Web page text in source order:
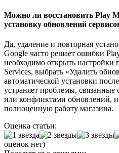
Можно ли восстановить Play
установку обновлений
Да, удаление и повторная
Google часто решает ошибки
необходимо открыть настройки
Services, выбрать «Удалить
автоматической установки
устраняет проблемы,
или конфликтами обновлений, и
полноценную работу магазина.
Оценка статьи:
оценок нет)